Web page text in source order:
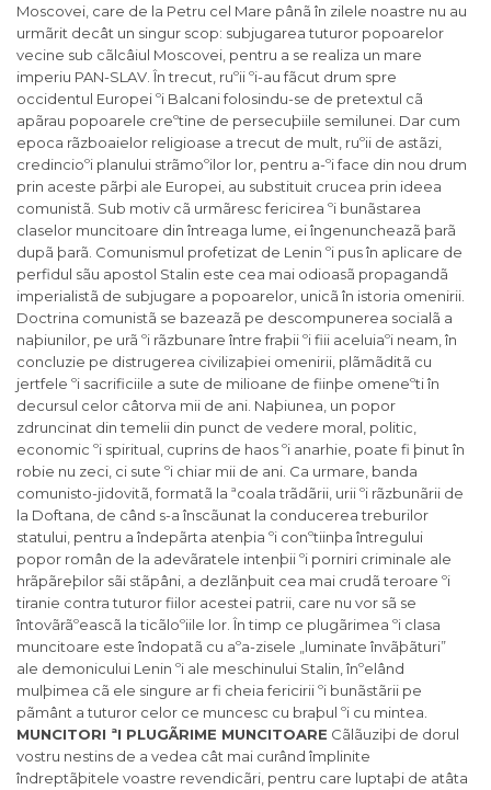
Moscovei, care de la Petru cel Mare pânã în zilele noastre nu au
urmãrit decât un singur scop: subjugarea tuturor popoarelor
vecine sub cãlcâiul Moscovei, pentru a se realiza un mare
imperiu PAN-SLAV. În trecut, ruºii ºi-au fãcut drum spre
occidentul Europei ºi Balcani folosindu-se de pretextul cã
apãrau popoarele creºtine de persecuþiile semilunei. Dar cum
epoca rãzboaielor religioase a trecut de mult, ruºii de astãzi,
credincioºi planului strãmoºilor lor, pentru a-ºi face din nou drum
prin aceste pãrþi ale Europei, au substituit crucea prin ideea
comunistã. Sub motiv cã urmãresc fericirea ºi bunãstarea
claselor muncitoare din întreaga lume, ei îngenuncheazã þarã
dupã þarã. Comunismul profetizat de Lenin ºi pus în aplicare de
perfidul sãu apostol Stalin este cea mai odioasã propagandã
imperialistã de subjugare a popoarelor, unicã în istoria omenirii.
Doctrina comunistã se bazeazã pe descompunerea socialã a
naþiunilor, pe urã ºi rãzbunare între fraþii ºi fiii aceluiaºi neam, în
concluzie pe distrugerea civilizaþiei omenirii, plãmãditã cu
jertfele ºi sacrificiile a sute de milioane de fiinþe omeneºti în
decursul celor câtorva mii de ani. Naþiunea, un popor
zdruncinat din temelii din punct de vedere moral, politic,
economic ºi spiritual, cuprins de haos ºi anarhie, poate fi þinut în
robie nu zeci, ci sute ºi chiar mii de ani. Ca urmare, banda
comunisto-jidovitã, formatã la ªcoala trãdãrii, urii ºi rãzbunãrii de
la Doftana, de când s-a înscãunat la conducerea treburilor
statului, pentru a îndepãrta atenþia ºi conºtiinþa întregului
popor român de la adevãratele intenþii ºi porniri criminale ale
hrãpãreþilor sãi stãpâni, a dezlãnþuit cea mai crudã teroare ºi
tiranie contra tuturor fiilor acestei patrii, care nu vor sã se
întovãrãºeascã la ticãloºiile lor. În timp ce plugãrimea ºi clasa
muncitoare este îndopatã cu aºa-zisele „luminate învãþãturi”
ale demonicului Lenin ºi ale meschinului Stalin, înºelând
mulþimea cã ele singure ar fi cheia fericirii ºi bunãstãrii pe
pãmânt a tuturor celor ce muncesc cu braþul ºi cu mintea.
MUNCITORI ªI PLUGÃRIME MUNCITOARE Cãlãuziþi de dorul
vostru nestins de a vedea cât mai curând împlinite
îndreptãþitele voastre revendicãri, pentru care luptaþi de atâta